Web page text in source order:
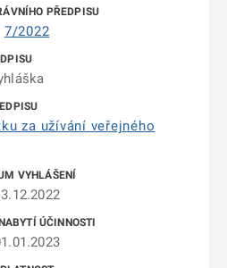
7/2022
za užívání veřejného